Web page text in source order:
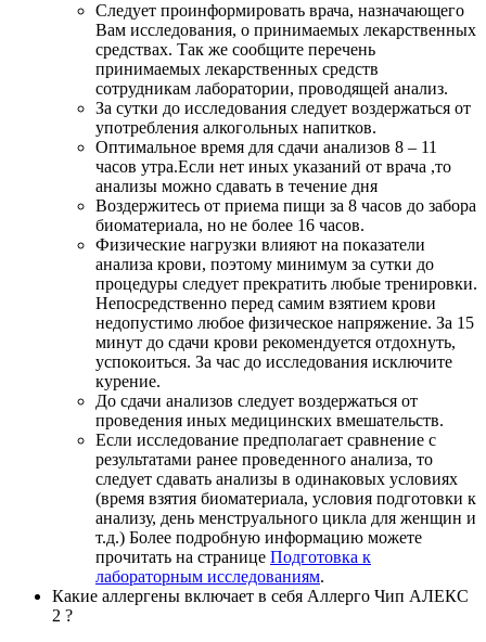
Следует проинформировать врача, назначающего
Вам исследования, о принимаемых лекарственных
средствах. Так же сообщите перечень
принимаемых лекарственных средств
сотрудникам лаборатории, проводящей анализ.
За сутки до исследования следует воздержаться от
употребления алкогольных напитков.
Оптимальное время для сдачи анализов 8 – 11
часов утра.Если нет иных указаний от врача ,то
анализы можно сдавать в течение дня
Воздержитесь от приема пищи за 8 часов до забора
биоматериала, но не более 16 часов.
Физические нагрузки влияют на показатели
анализа крови, поэтому минимум за сутки до
процедуры следует прекратить любые тренировки.
Непосредственно перед самим взятием крови
недопустимо любое физическое напряжение. За 15
минут до сдачи крови рекомендуется отдохнуть,
успокоиться. За час до исследования исключите
курение.
До сдачи анализов следует воздержаться от
проведения иных медицинских вмешательств.
Если исследование предполагает сравнение с
результатами ранее проведенного анализа, то
следует сдавать анализы в одинаковых условиях
(время взятия биоматериала, условия подготовки к
анализу, день менструального цикла для женщин и
т.д.) Более подробную информацию можете
прочитать на странице Подготовка к
лабораторным исследованиям.
Какие аллергены включает в себя Аллерго Чип АЛЕКС
2 ?